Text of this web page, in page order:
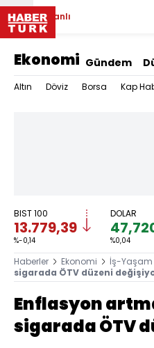
Canlı
Ekonomi Gündem
Altın Döviz Borsa Kap
BIST 100
13.779,39
%-0,14
DOLAR
%0,04
Haberler Ekonomi İş-Yaşam
sigarada ÖTV düzeni
Enflasyon
sigarada ÖTV